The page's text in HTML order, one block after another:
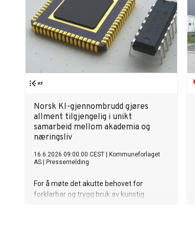
Norsk KI-gjennombrudd gjøres
allment tilgjengelig i unikt
samarbeid mellom akademia og
næringsliv
16.6.2026 09:00:00 CEST
Kommuneforlaget
AS
Pressemelding
For å møte det akutte behovet for
forklarbar og trygg bruk av kunstig